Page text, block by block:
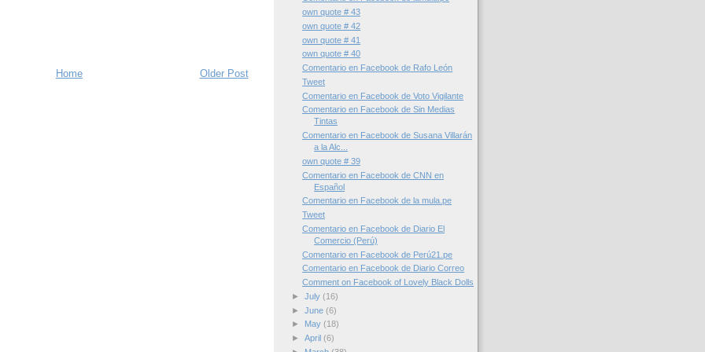
Older Post
Home
own quote # 43
own quote # 42
own quote # 41
own quote # 40
Comentario en Facebook de Rafo León
Tweet
Comentario en Facebook de Voto Vigilante
Comentario en Facebook de Sin Medias
Tintas
Comentario en Facebook de Susana Villarán
a la Alc...
own quote # 39
Comentario en Facebook de CNN en
Español
Comentario en Facebook de la mula.pe
Tweet
Comentario en Facebook de Diario El
Comercio (Perú)
Comentario en Facebook de Perú21.pe
Comentario en Facebook de Diario Correo
Comment on Facebook of Lovely Black Dolls
► July (16)
► June (6)
►
May (18)
► April (6)